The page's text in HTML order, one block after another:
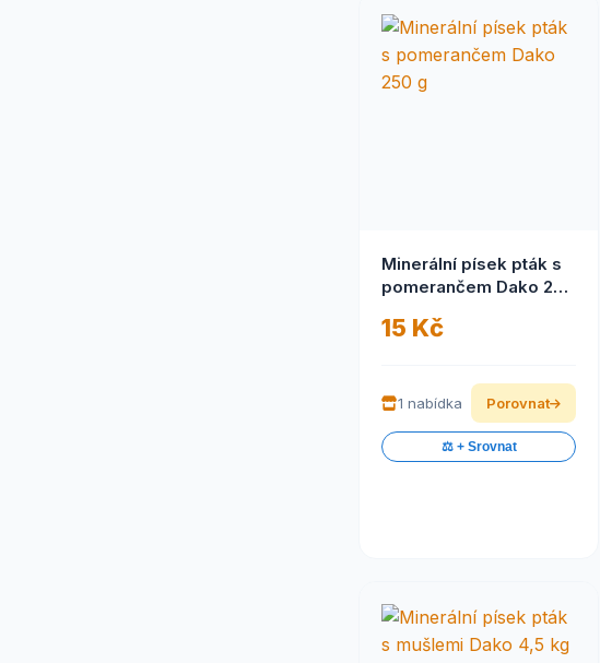
Minerální písek pták s
pomerančem Dako 250
15 Kč
1 nabídka Porovnat
⚖️ + Srovnat